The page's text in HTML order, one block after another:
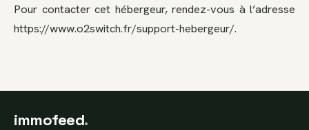
Pour contacter cet hébergeur, rendez-vous à l’adresse
https://www.o2switch.fr/support-hebergeur/.
immofeed.